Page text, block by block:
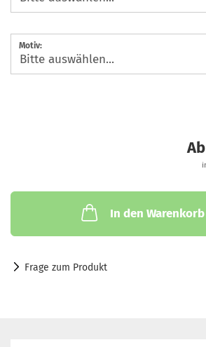
Motiv:
In den Warenkorb
Frage zum Produkt